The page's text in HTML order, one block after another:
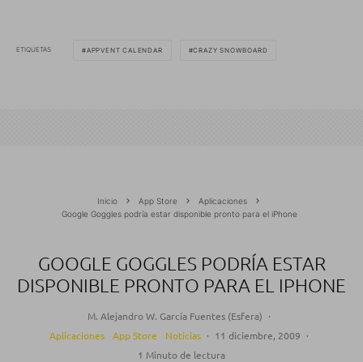
ETIQUETAS APPVENT CALENDAR CRAZY SNOWBOARD
Inicio App Store
Aplicaciones
Google Goggles podría estar disponible pronto para el iPhone
GOOGLE GOGGLES PODRÍA ESTAR
DISPONIBLE PRONTO PARA EL IPHONE
M. Alejandro W. García Fuentes (Esfera) ·
Aplicaciones
App Store Noticias · 11 diciembre, 2009 ·
1 Minuto de lectura